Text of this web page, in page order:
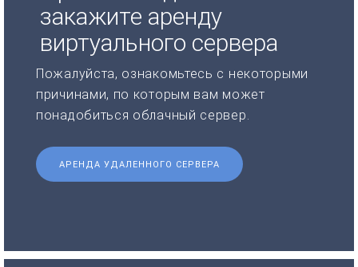
закажите аренду
виртуального сервера
Пожалуйста, ознакомьтесь с некоторыми
причинами, по которым вам может
понадобиться облачный сервер.
АРЕНДА УДАЛЕННОГО СЕРВЕРА